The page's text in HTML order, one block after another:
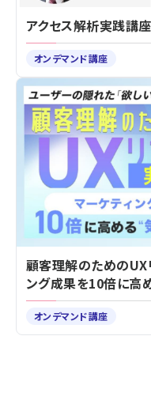
アクセス解析実践講座
オンデマンド講座
顧客理解のためのUX
ング成果を10倍に高
オンデマンド講座